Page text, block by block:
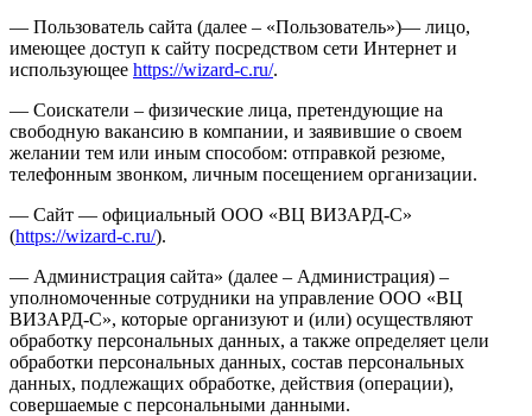
— Пользователь сайта (далее – «Пользователь»)— лицо,
имеющее доступ к сайту посредством сети Интернет и
использующее https://wizard-c.ru/.
— Соискатели – физические лица, претендующие на
свободную вакансию в компании, и заявившие о своем
желании тем или иным способом: отправкой резюме,
телефонным звонком, личным посещением организации.
— Сайт — официальный ООО «ВЦ ВИЗАРД-С»
(https://wizard-c.ru/).
— Администрация сайта» (далее – Администрация) –
уполномоченные сотрудники на управление ООО «ВЦ
ВИЗАРД-С», которые организуют и (или) осуществляют
обработку персональных данных, а также определяет цели
обработки персональных данных, состав персональных
данных, подлежащих обработке, действия (операции),
совершаемые с персональными данными.